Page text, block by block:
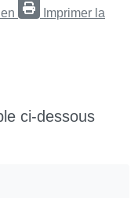
Imprimer la
ci-dessous